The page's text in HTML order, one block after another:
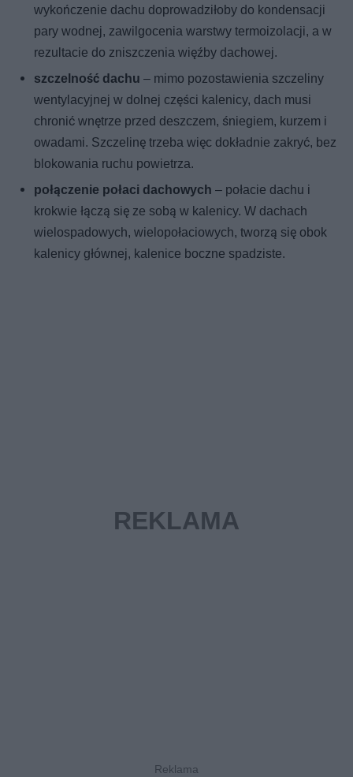
wykończenie dachu doprowadziłoby do kondensacji
pary wodnej, zawilgocenia warstwy termoizolacji, a w
rezultacie do zniszczenia więźby dachowej.
szczelność dachu – mimo pozostawienia szczeliny
wentylacyjnej w dolnej części kalenicy, dach musi
chronić wnętrze przed deszczem, śniegiem, kurzem i
owadami. Szczelinę trzeba więc dokładnie zakryć, bez
blokowania ruchu powietrza.
połączenie połaci dachowych – połacie dachu i
krokwie łączą się ze sobą w kalenicy. W dachach
wielospadowych, wielopołaciowych, tworzą się obok
kalenicy głównej, kalenice boczne spadziste.